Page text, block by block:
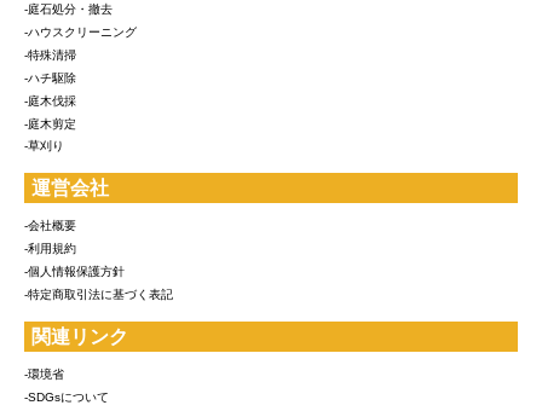
-庭石処分・撤去
-ハウスクリーニング
-特殊清掃
-ハチ駆除
-庭木伐採
-庭木剪定
-草刈り
運営会社
-会社概要
-利用規約
-個人情報保護方針
-特定商取引法に基づく表記
関連リンク
-環境省
-SDGsについて